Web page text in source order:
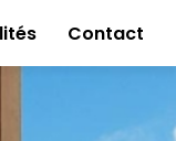
Contact